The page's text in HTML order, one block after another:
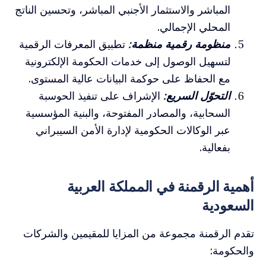
المباشر والاستثمار الأجنبي المباشر، وتحسين الناتج
المحلي الإجمالي.
منظومة رقمية منظمة: تطبيق المعرفات الرقمية
لتسهيل الوصول إلى خدمات الحكومة الإلكترونية
مع الحفاظ على حوكمة البيانات عالية المستوى.
التحوّل السريع: الإشراف على تنفيذ الحوسبة
السحابية، والمصادر المفتوحة، والبنية المؤسسية
عبر الوكالات الحكومية لإدارة الأمن السيبراني
بفعالية.
أهمية الرقمنة في المملكة العربية
السعودية
تقدم الرقمنة مجموعة من المزايا للمقيمين والشركات
والحكومة: